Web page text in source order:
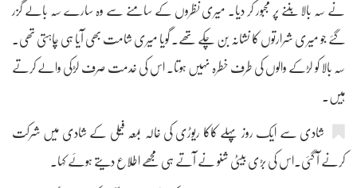
نے سہ بالا بننے پر مجبور کر دیا۔ میری نظروں کے سامنے سے وہ سارے سہ بالے گزر
گئے جو میری شرارتوں کا نشانہ بن چکے تھے۔ گویا میری شامت بھی آیا ہی چاہتی تھی۔
سہ بالا کو لڑکے والوں کی طرف خطرہ نہیں ہوتا۔ اس کی خدمت صرف لڑکی والے کرتے
ہیں۔
شادی سے ایک روز پہلے کاکا ریوڑی کی خالہ بمعہ فیملی کے شادی میں شرکت
کرنے آ گئی۔اس کی بڑی بیٹی شنو نے آتے ہی مجھے اطلاع دیتے ہوئے کہا۔